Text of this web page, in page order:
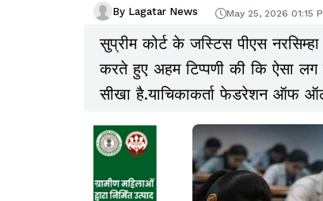
By Lagatar News May 25, 2026 01:15
सुप्रीम कोर्ट के जस्टिस पीएस
करते हुए अहम टिप्पणी की कि ऐसा
सीखा है.याचिकाकर्ता फेडरेशन ऑफ
मांग की है कि एनटीए को भंग कर
स्वायत्त परीक्षा निकाय बनाया जाये.